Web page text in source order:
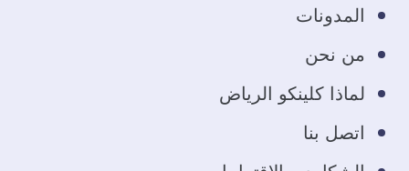
المدونات
من نحن
لماذا كلينكو الرياض
اتصل بنا